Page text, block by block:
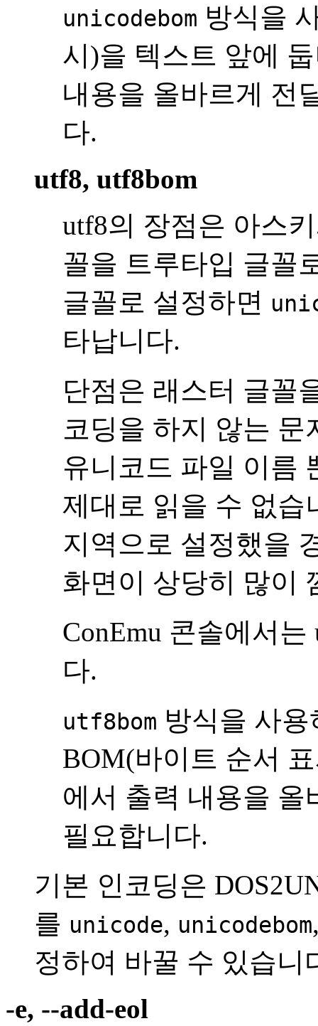
unicodebom 방식을
시)을 텍스트 앞에
내용을 올바르게 전
다.
utf8, utf8bom
utf8의 장점은 아스
꼴을 트루타입 글꼴
글꼴로 설정하면
타납니다.
단점은 래스터 글꼴
코딩을 하지 않는
유니코드 파일 이름
제대로 읽을 수 없습
지역으로 설정했을
화면이 상당히 많이
ConEmu 콘솔에서
다.
utf8bom 방식을 사
BOM(바이트 순서
에서 출력 내용을 올
필요합니다.
기본 인코딩은
를 unicode, unicodebom
정하여 바꿀 수 있습니
-e, --add-eol